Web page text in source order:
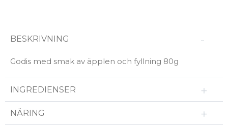
BESKRIVNING
Godis med smak av äpplen och fyllning 80g
INGREDIENSER
NÄRING